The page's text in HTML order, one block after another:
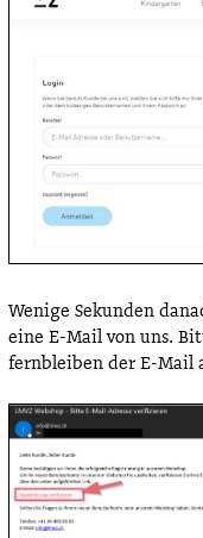
Wenige Sekunden
eine E-Mail von uns.
fernbleiben der E-Mail